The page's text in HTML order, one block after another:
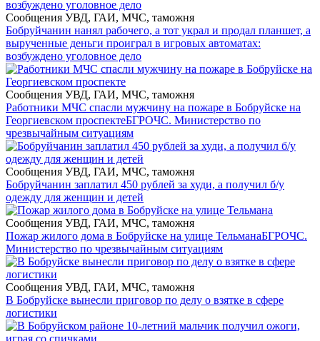
Сообщения УВД, ГАИ, МЧС, таможня
Бобруйчанин нанял рабочего, а тот украл и продал планшет, а
вырученные деньги проиграл в игровых автоматах:
возбуждено уголовное дело
Сообщения УВД, ГАИ, МЧС, таможня
Работники МЧС спасли мужчину на пожаре в Бобруйске на
Георгиевском проспектеБГРОЧС. Министерство по
чрезвычайным ситуациям
Сообщения УВД, ГАИ, МЧС, таможня
Бобруйчанин заплатил 450 рублей за худи, а получил б/у
одежду для женщин и детей
Сообщения УВД, ГАИ, МЧС, таможня
Пожар жилого дома в Бобруйске на улице ТельманаБГРОЧС.
Министерство по чрезвычайным ситуациям
Сообщения УВД, ГАИ, МЧС, таможня
В Бобруйске вынесли приговор по делу о взятке в сфере
логистики